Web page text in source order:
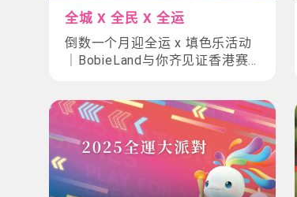
全城 X 全民 X 全运
倒数一个月迎全运 x 填色乐活动
｜BobieLand与你齐见证香港赛